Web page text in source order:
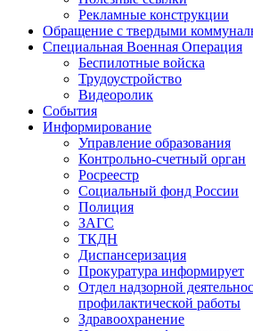
Рекламные конструкции
Обращение с твердыми
Специальная Военная Операция
Беспилотные войска
Трудоустройство
Видеоролик
События
Информирование
Управление образования
Контрольно-счетный орган
Росреестр
Социальный фонд России
Полиция
ЗАГС
ТКДН
Диспансеризация
Прокуратура информирует
Отдел надзорной
профилактической работы
Здравоохранение